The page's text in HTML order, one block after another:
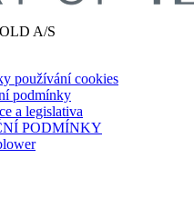
A/S
používání cookies
podmínky
a legislativa
PODMÍNKY